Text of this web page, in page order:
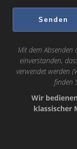
Mit dem
einverstanden,
verwendet werden
finden
Wir
klassischer